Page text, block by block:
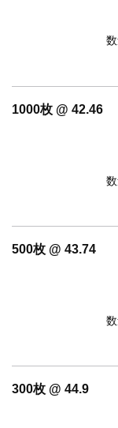
1000枚 @ 42.46
500枚 @ 43.74
300枚 @ 44.9